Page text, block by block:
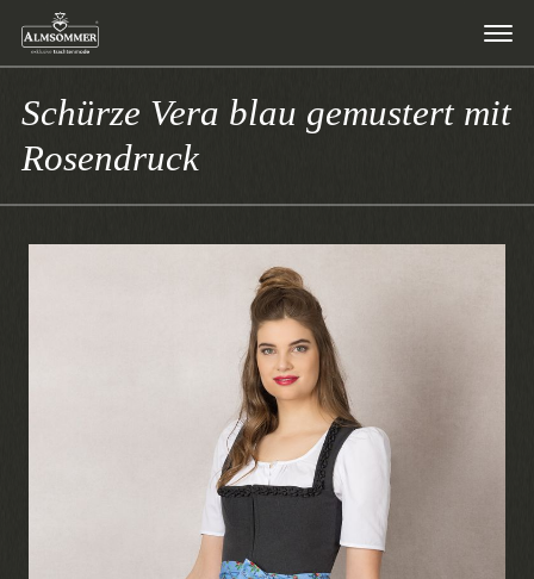
Schürze Vera blau gemustert mit
Rosendruck